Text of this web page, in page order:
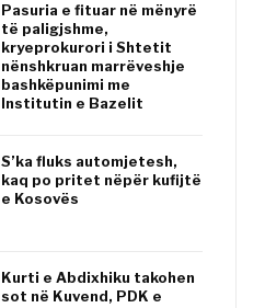
Pasuria e fituar në mënyrë
të paligjshme,
kryeprokurori i Shtetit
nënshkruan marrëveshje
bashkëpunimi me
Institutin e Bazelit
S’ka fluks automjetesh,
kaq po pritet nëpër kufijtë
e Kosovës
Kurti e Abdixhiku takohen
sot në Kuvend, PDK e